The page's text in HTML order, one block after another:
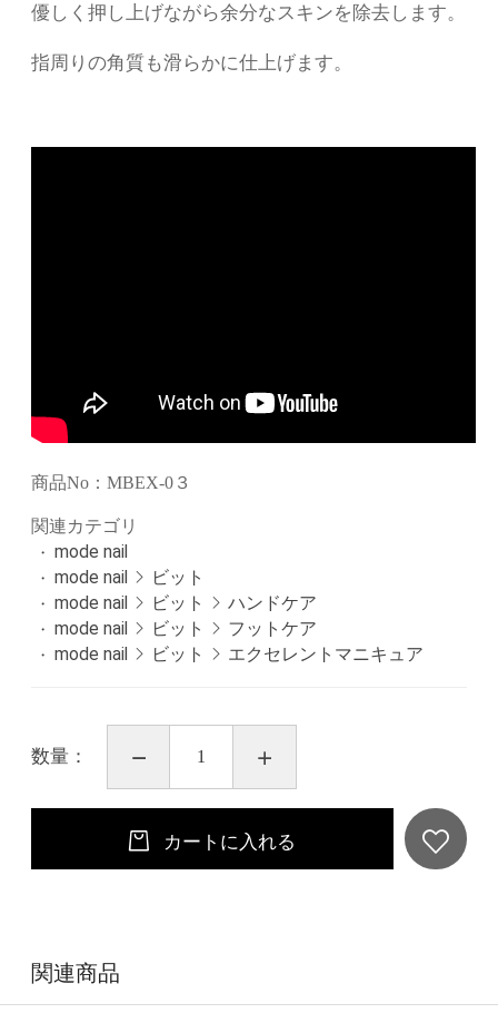
優しく押し上げながら余分なスキンを除去します。
指周りの角質も滑らかに仕上げます。
商品No：MBEX-0３
関連カテゴリ
mode nail
mode nail
ビット
mode nail
ビット
ハンドケア
mode nail
ビット
フットケア
mode nail
ビット エクセレントマニキュア
数量：
カートに入れる
関連商品